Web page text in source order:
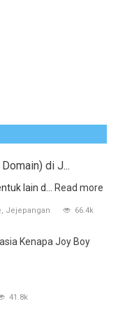
di J...
lain d... Read more
Jejepangan 66.4k
Kenapa Joy Boy
41.8k